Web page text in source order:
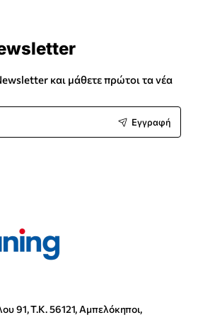
και μάθετε πρώτοι τα νέα
Εγγραφή
91, Τ.Κ. 56121, Αμπελόκηποι,